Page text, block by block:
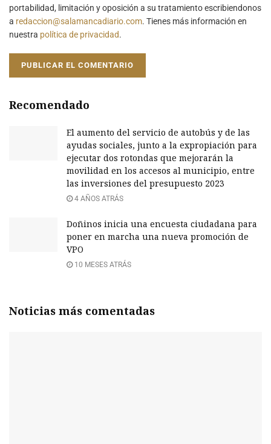
portabilidad, limitación y oposición a su tratamiento escribiendonos
a redaccion@salamancadiario.com. Tienes más información en
nuestra política de privacidad.
Recomendado
El aumento del servicio de autobús y de las
ayudas sociales, junto a la expropiación para
ejecutar dos rotondas que mejorarán la
movilidad en los accesos al municipio, entre
las inversiones del presupuesto 2023
4 AÑOS ATRÁS
Doñinos inicia una encuesta ciudadana para
poner en marcha una nueva promoción de
VPO
10 MESES ATRÁS
Noticias más comentadas